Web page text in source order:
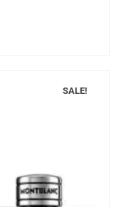
SALE!